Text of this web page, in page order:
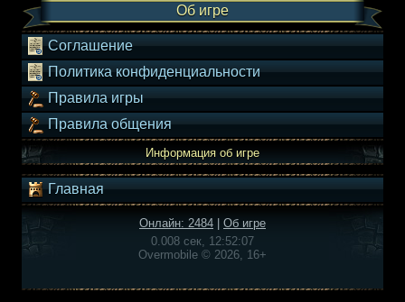
Об игре
Соглашение
Политика конфиденциальности
Правила игры
Правила общения
Информация об игре
Главная
Онлайн: 2484
Об игре
0.008 сек, 12:52:07
Overmobile © 2026, 16+